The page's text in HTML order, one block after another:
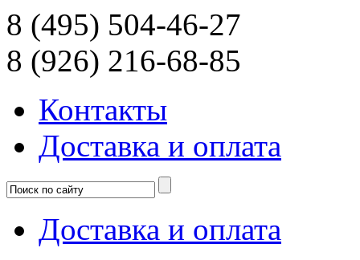
8 (495) 504-46-27
8 (926) 216-68-85
Контакты
Доcтавка и оплата
Доcтавка и оплата